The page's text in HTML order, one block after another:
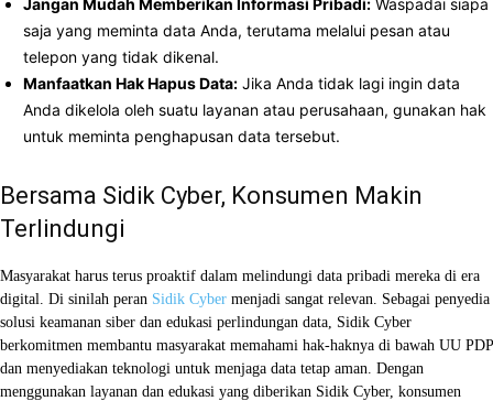
saja yang meminta data Anda, terutama melalui pesan atau
telepon yang tidak dikenal.
Manfaatkan Hak Hapus Data: Jika Anda tidak lagi ingin data
Anda dikelola oleh suatu layanan atau perusahaan, gunakan hak
untuk meminta penghapusan data tersebut.
Bersama Sidik Cyber, Konsumen Makin
Terlindungi
Masyarakat harus terus proaktif dalam melindungi data pribadi mereka di era
digital. Di sinilah peran Sidik Cyber menjadi sangat relevan. Sebagai penyedia
solusi keamanan siber dan edukasi perlindungan data, Sidik Cyber
berkomitmen membantu masyarakat memahami hak-haknya di bawah UU PDP
dan menyediakan teknologi untuk menjaga data tetap aman. Dengan
menggunakan layanan dan edukasi yang diberikan Sidik Cyber, konsumen